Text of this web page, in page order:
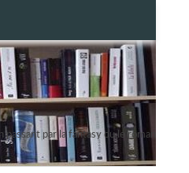
par la fantasy ou le roman